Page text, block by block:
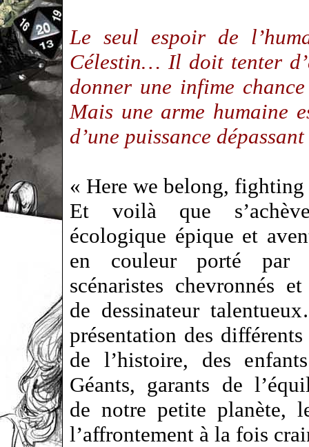
Le seul espoir de
Célestin… Il doit tenter
donner une infime
Mais une arme humaine
d’une puissance
« Here we belong,
Et voilà que
écologique épique et
en couleur porté
scénaristes chevronnés
de dessinateur
présentation des
de l’histoire, des
Géants, garants de
de notre petite planète,
l’affrontement à la fois